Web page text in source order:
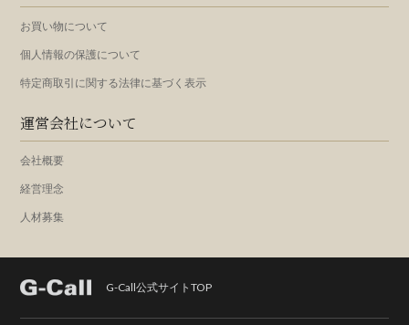
お買い物について
個人情報の保護について
特定商取引に関する法律に基づく表示
運営会社について
会社概要
経営理念
人材募集
G-Call公式サイトTOP